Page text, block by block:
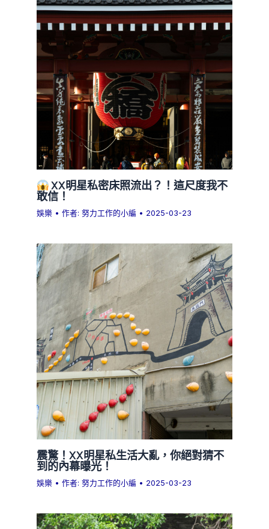
XX明星私密床照流出？！這尺度我不
敢信！
娛樂 • 作者:努力工作的小編 • 2025-03-23
震驚！XX明星私生活大亂，你絕對猜不
到的內幕曝光！
娛樂 • 作者:努力工作的小編 • 2025-03-23